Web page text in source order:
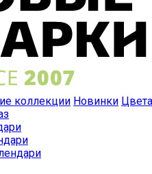
коллекции Новинки Цвета